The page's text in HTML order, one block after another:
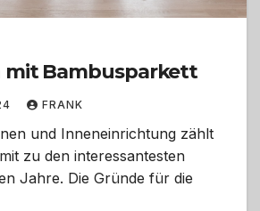
mit Bambusparkett
FRANK
und Inneneinrichtung zählt
zu den interessantesten
Jahre. Die Gründe für die